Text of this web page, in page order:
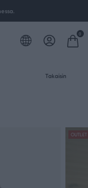
0
Takaisin
OUTLET